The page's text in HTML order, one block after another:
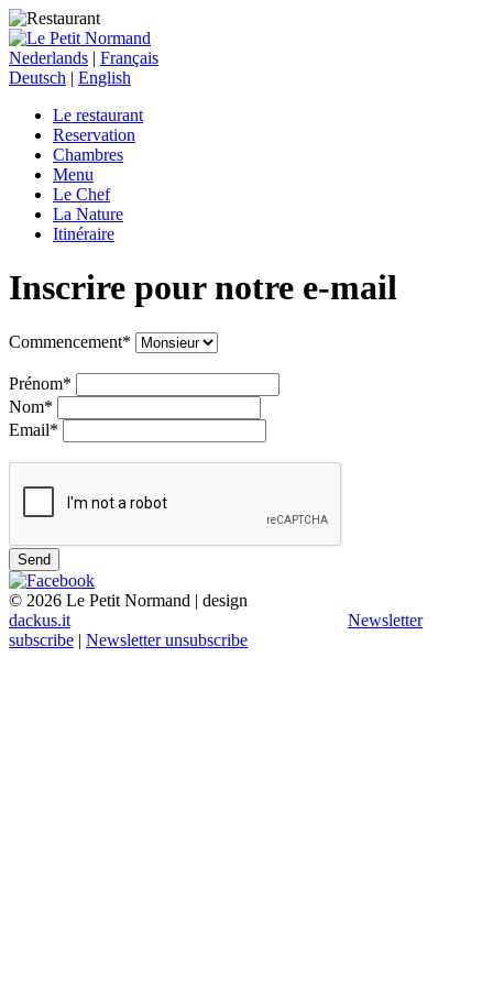
Nederlands | Français
Deutsch | English
Le restaurant
Reservation
Chambres
Menu
Le Chef
La Nature
Itinéraire
Inscrire pour notre e-mail
Commencement*
Prénom*
Nom*
Email*
© 2026 Le Petit Normand | design
dackus.it
Newsletter
subscribe | Newsletter unsubscribe